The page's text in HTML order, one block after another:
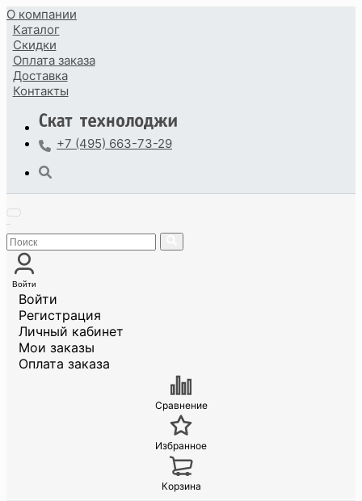
О компании
Каталог
Скидки
Оплата заказа
Доставка
Контакты
+7 (495) 663-73-29
Войти
Войти
Регистрация
Личный кабинет
Мои заказы
Оплата заказа
Сравнение
Избранное
Корзина